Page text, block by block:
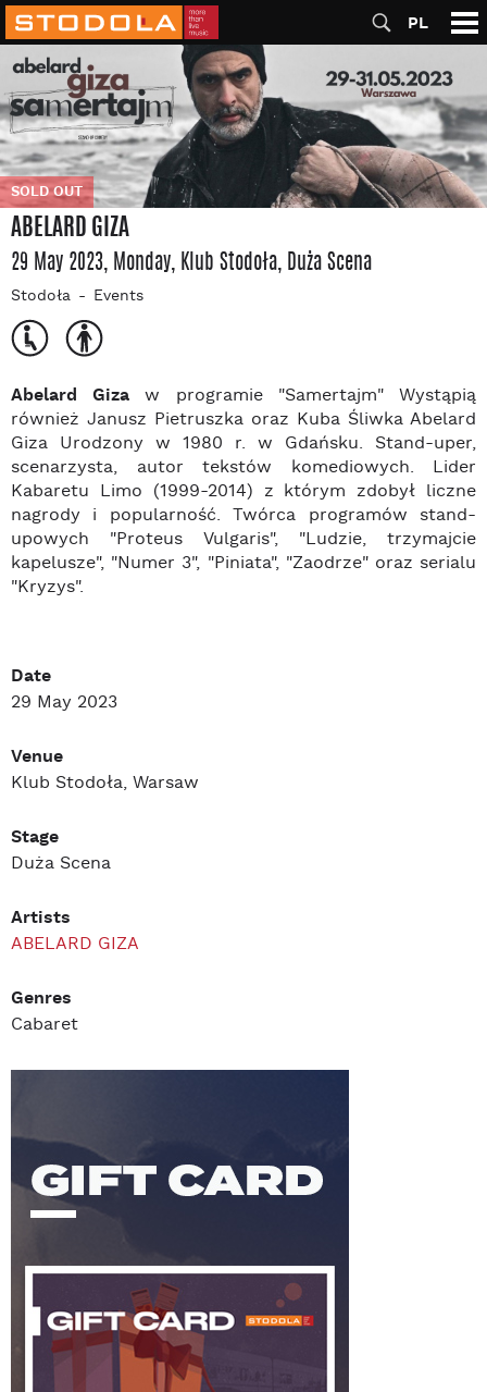
PL
SOLD OUT
ABELARD GIZA
29 May 2023, Monday, Klub Stodoła, Duża Scena
Stodoła Events
Abelard Giza w programie "Samertajm" Wystąpią
również Janusz Pietruszka oraz Kuba Śliwka Abelard
Giza Urodzony w 1980 r. w Gdańsku. Stand-uper,
scenarzysta, autor tekstów komediowych. Lider
Kabaretu Limo (1999-2014) z którym zdobył liczne
nagrody i popularność. Twórca programów stand-
upowych "Proteus Vulgaris", "Ludzie, trzymajcie
kapelusze", "Numer 3", "Piniata", "Zaodrze" oraz serialu
"Kryzys".
Date
29 May 2023
Venue
Klub Stodoła, Warsaw
Stage
Duża Scena
Artists
ABELARD GIZA
Genres
Cabaret